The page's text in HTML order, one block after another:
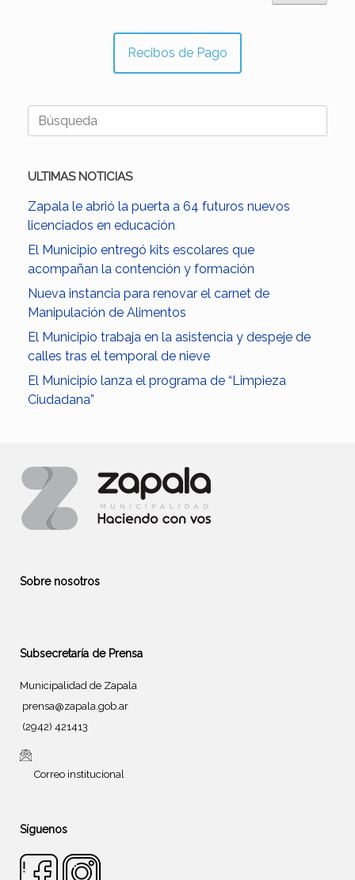
Recibos de Pago
Buscar:
ULTIMAS NOTICIAS
Zapala le abrió la puerta a 64 futuros nuevos
licenciados en educación
El Municipio entregó kits escolares que
acompañan la contención y formación
Nueva instancia para renovar el carnet de
Manipulación de Alimentos
El Municipio trabaja en la asistencia y despeje de
calles tras el temporal de nieve
El Municipio lanza el programa de “Limpieza
Ciudadana”
Sobre nosotros
Subsecretaría de Prensa
Municipalidad de Zapala
prensa@zapala.gob.ar
(2942) 421413
Correo institucional
Síguenos